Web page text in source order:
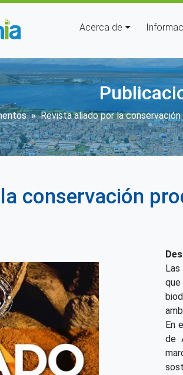
Navegación principal
Acerca de
enlaces de
Revista aliado por la
conservación
En
de